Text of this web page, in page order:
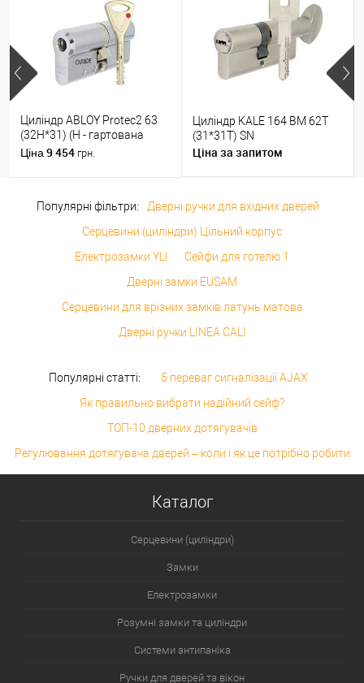
Циліндр ABLOY Protec2 63
(32H*31) (H - гартована
сторона) хром полірований
Ціна 9 454 грн.
Циліндр KALE 164 BM 62T
(31*31T) SN
Ціна за запитом
Популярні фільтри:
Дверні ручки для вхідних дверей
Серцевини (циліндри) Цільний корпус
Електрозамки YLI
Сейфи для готелю 1
Дверні замки EUSAM
Серцевини для врізних замків латунь матова
Дверні ручки LINEA CALI
Популярні статті:
5 переваг сигналізації AJAX
Як правильно вибрати надійний сейф?
ТОП-10 дверних дотягувачів
Регулювання дотягувача дверей – коли і як це потрібно робити
Каталог
Серцевини (циліндри)
Замки
Електрозамки
Розумні замки та циліндри
Системи антипаніка
Ручки для дверей та вікон